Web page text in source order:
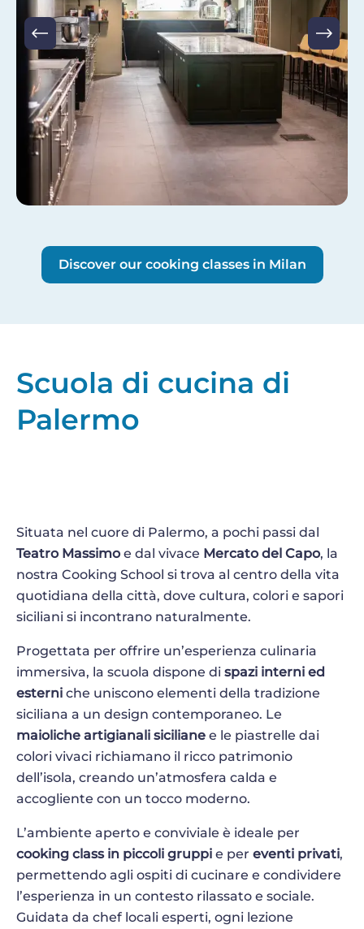
Discover our cooking classes in Milan
Scuola di cucina di
Palermo
Situata nel cuore di Palermo, a pochi passi dal
Teatro Massimo e dal vivace Mercato del Capo, la
nostra Cooking School si trova al centro della vita
quotidiana della città, dove cultura, colori e sapori
siciliani si incontrano naturalmente.
Progettata per offrire un’esperienza culinaria
immersiva, la scuola dispone di spazi interni ed
esterni che uniscono elementi della tradizione
siciliana a un design contemporaneo. Le
maioliche artigianali siciliane e le piastrelle dai
colori vivaci richiamano il ricco patrimonio
dell’isola, creando un’atmosfera calda e
accogliente con un tocco moderno.
L’ambiente aperto e conviviale è ideale per
cooking class in piccoli gruppi e per eventi privati,
permettendo agli ospiti di cucinare e condividere
l’esperienza in un contesto rilassato e sociale.
Guidata da chef locali esperti, ogni lezione